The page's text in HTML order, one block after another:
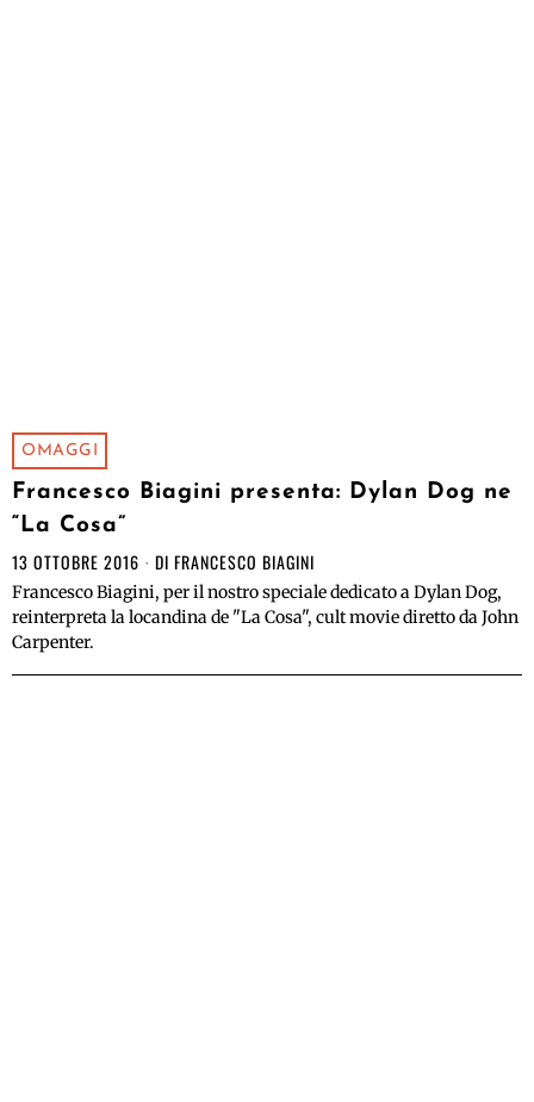
OMAGGI
Francesco Biagini presenta: Dylan Dog ne
“La Cosa”
13 OTTOBRE 2016 DI FRANCESCO BIAGINI
Francesco Biagini, per il nostro speciale dedicato a Dylan Dog,
reinterpreta la locandina de "La Cosa", cult movie diretto da John
Carpenter.